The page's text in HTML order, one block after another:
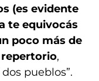
(es evidente
te equivocás
poco más de
repertorio,
pueblos”.